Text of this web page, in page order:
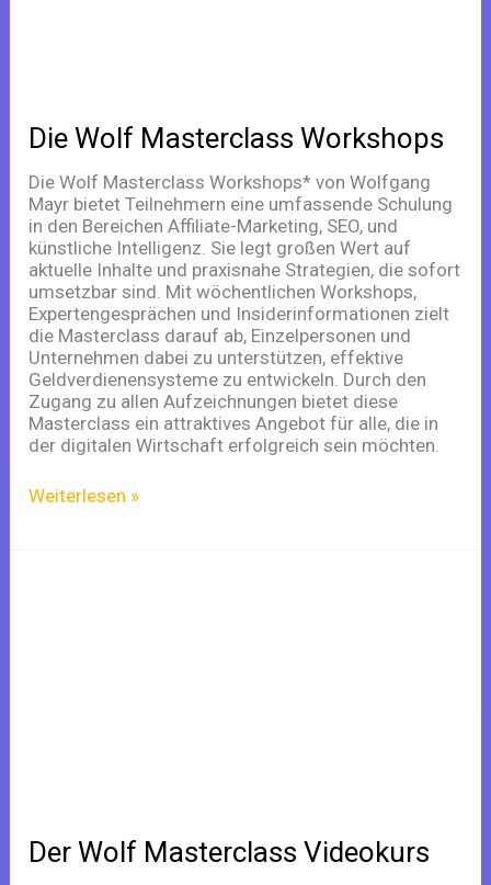
Die Wolf Masterclass Workshops
Die Wolf Masterclass Workshops* von Wolfgang
Mayr bietet Teilnehmern eine umfassende Schulung
in den Bereichen Affiliate-Marketing, SEO, und
künstliche Intelligenz. Sie legt großen Wert auf
aktuelle Inhalte und praxisnahe Strategien, die sofort
umsetzbar sind. Mit wöchentlichen Workshops,
Expertengesprächen und Insiderinformationen zielt
die Masterclass darauf ab, Einzelpersonen und
Unternehmen dabei zu unterstützen, effektive
Geldverdienensysteme zu entwickeln. Durch den
Zugang zu allen Aufzeichnungen bietet diese
Masterclass ein attraktives Angebot für alle, die in
der digitalen Wirtschaft erfolgreich sein möchten.
Weiterlesen »
Der Wolf Masterclass Videokurs